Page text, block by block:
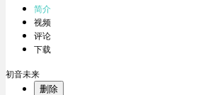
简介
视频
评论
下载
初音未来
删除